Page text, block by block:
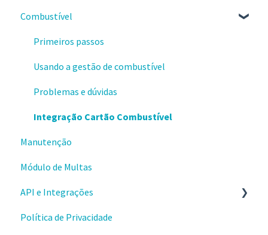
Identificação de condutores
Revisão de eventos de vídeo
Tratativas de ocorrências
Produtividade
Motor ocioso
Condução Econômica
Comprovantes
Combustível
Primeiros passos
Usando a gestão de combustível
Problemas e dúvidas
Integração Cartão Combustível
Manutenção
Módulo de Multas
API e Integrações
Comece por aqui
Política de Privacidade